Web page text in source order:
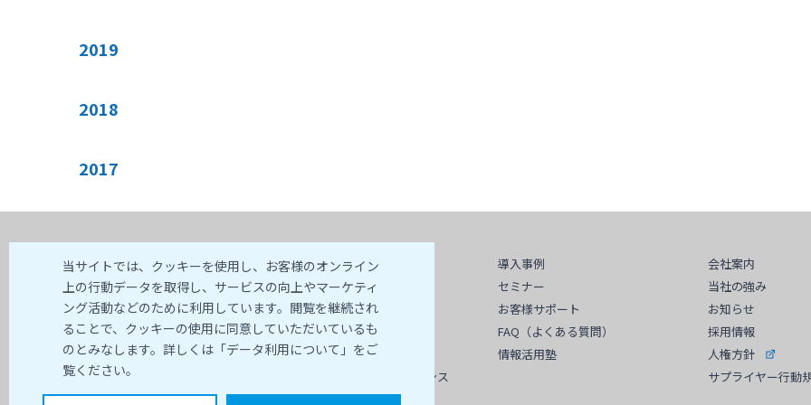
2019
2018
2017
当サイトでは、クッキーを使用し、お客様のオンライン
上の行動データを取得し、サービスの向上やマーケティ
ング活動などのために利用しています。閲覧を継続され
ることで、クッキーの使用に同意していただいているも
のとみなします。詳しくは「データ利用について」をご
覧ください。
ビジネス課題へのご提案
サービス一覧
大学・教育機関向け
お問い合わせ・資料請求
メルマガ登録
日経テレコン
日経スマートクリップ
日経バリューサーチ
日経POS情報
NIKKEI The KNOWLEDGE
日経リスク&コンプライアンス
導入事例
セミナー
お客様サポート
FAQ（よくある質問）
情報活用塾
会社案内
当社の強み
お知らせ
採用情報
人権方針
サプライヤー行動